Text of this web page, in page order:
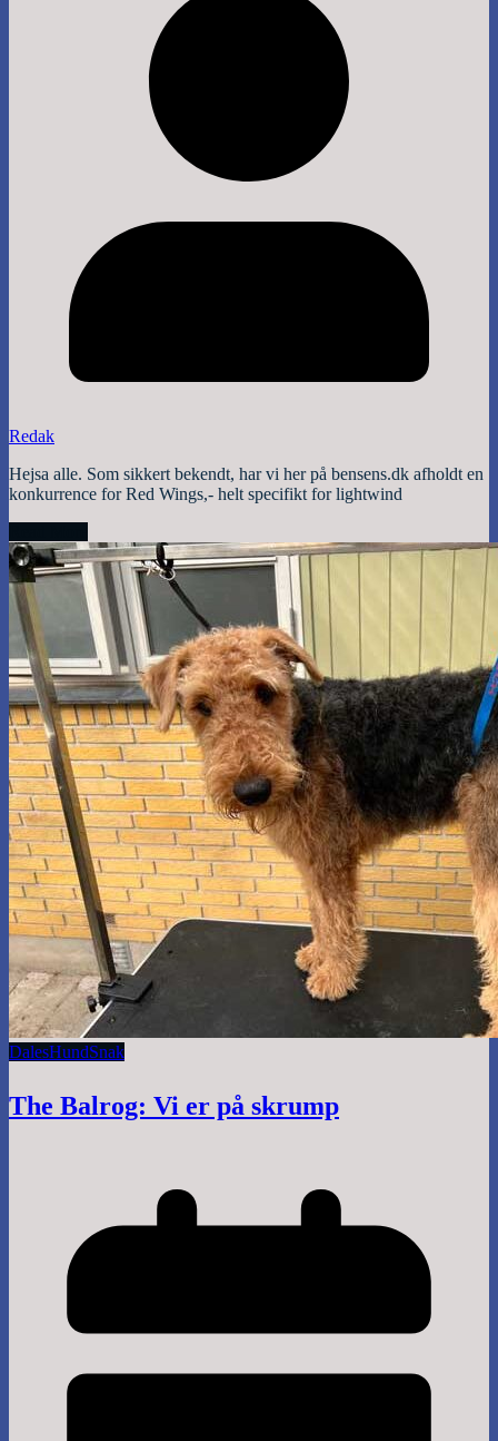
Redak
Hejsa alle. Som sikkert bekendt, har vi her på bensens.dk afholdt en
konkurrence for Red Wings,- helt specifikt for lightwind
DalesHundSnak
The Balrog: Vi er på skrump